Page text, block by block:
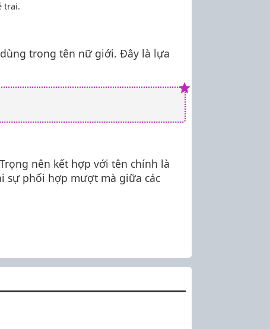
trai.
trong tên nữ giới. Đây là lựa
nên kết hợp với tên chính là
sự phối hợp mượt mà giữa các